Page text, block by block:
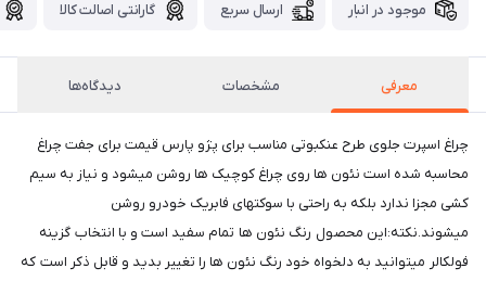
موجود در انبار ارسال سریع گارانتی اصالت کالا
معرفی مشخصات دیدگاه‌ها
چراغ اسپرت جلوی طرح عنکبوتی مناسب برای پژو پارس قیمت برای جفت چراغ
محاسبه شده است نئون ها روی چراغ کوچیک ها روشن میشود و نیاز به سیم
کشی مجزا ندارد بلکه به راحتی با سوکتهای فابریک خودرو روشن
میشوند.نکته:این محصول رنگ نئون ها تمام سفید است و با انتخاب گزینه
فولکالر میتوانید به دلخواه خود رنگ نئون ها را تغییر بدید و قابل ذکر است که